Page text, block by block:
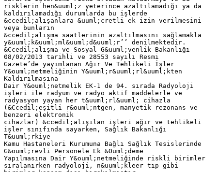
risklerin hen&uuml;z yeterince azaltılamadığı ya da
kaldırılamadığı durumlarda bu işlerde
&ccedil;alışanlara &uuml;cretli ek izin verilmesini
veya bunların
&ccedil;alışma saatlerinin azaltılmasını sağlamakla
y&uuml;k&uuml;ml&uuml;d&uuml;r’’ denilmektedir.
&Ccedil;alışma ve Sosyal G&uuml;venlik Bakanlığı
08/02/2013 tarihli ve 28553 sayılı Resmi
Gazete’de yayımlanan Ağır Ve Tehlikeli İşler
Y&ouml;netmeliğinin Y&uuml;r&uuml;rl&uuml;kten
Kaldırılmasına
Dair Y&ouml;netmelik EK-1 de 94. sırada Radyoloji
işleri ile radyum ve radyo aktif maddelerle ve
radyasyon yayan her t&uuml;rl&uuml; cihazla
(&Ccedil;eşitli r&ouml;ntgen, manyetik rezonans ve
benzeri elektronik
cihazlar) &ccedil;alışılan işleri ağır ve tehlikeli
işler sınıfında sayarken, Sağlık Bakanlığı
T&uuml;rkiye
Kamu Hastaneleri Kurumuna Bağlı Sağlık Tesislerinde
G&ouml;revli Personele Ek &Ouml;deme
Yapılmasına Dair Y&ouml;netmeliğinde riskli birimler
sıralanırken radyoloji, n&uuml;kleer tıp gibi